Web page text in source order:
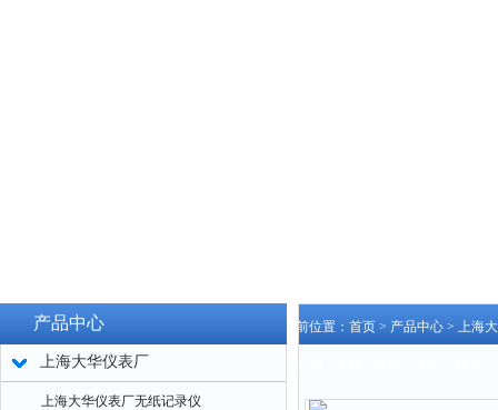
产品中心
上海大华仪表厂
上海大华仪表厂无纸记录仪
当前位置： 首页 > 产品中心 > 上海